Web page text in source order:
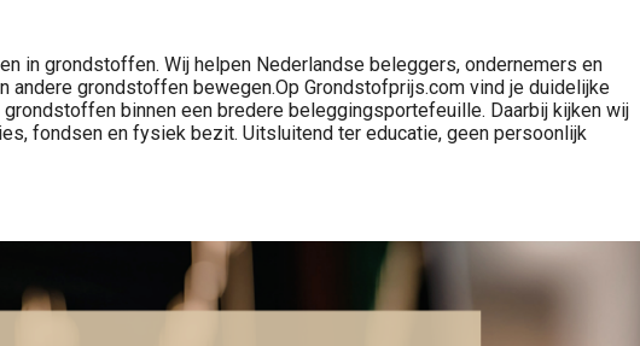
in grondstoffen. Wij helpen Nederlandse beleggers, ondernemers en
andere grondstoffen bewegen.Op Grondstofprijs.com vind je duidelijke
binnen een bredere beleggingsportefeuille. Daarbij kijken wij
fondsen en fysiek bezit. Uitsluitend ter educatie, geen persoonlijk